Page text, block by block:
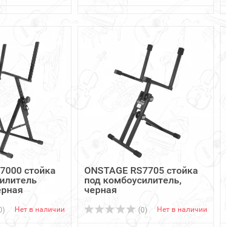
стойка
Нет в наличии
ONSTAGE RS7705 стойка
под комбоусилитель,
черная
(0) Нет в наличии